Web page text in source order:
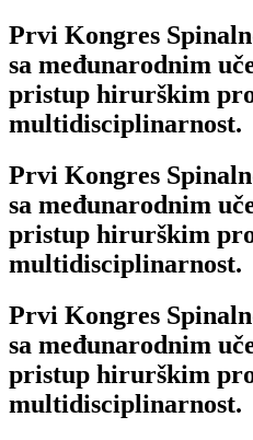
Prvi Kongres
sa međunarodnim
pristup hirurškim
multidisciplinarnost.
Prvi Kongres
sa međunarodnim
pristup hirurškim
multidisciplinarnost.
Prvi Kongres
sa međunarodnim
pristup hirurškim
multidisciplinarnost.